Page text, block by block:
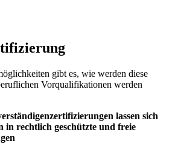
gibt es, wie werden diese
Vorqualifikationen werden
lassen sich
in rechtlich geschützte und freie